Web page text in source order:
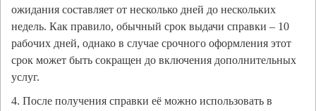
ожидания составляет от несколько дней до нескольких
недель. Как правило, обычный срок выдачи справки – 10
рабочих дней, однако в случае срочного оформления этот
срок может быть сокращен до включения дополнительных
услуг.
4. После получения справки её можно использовать в